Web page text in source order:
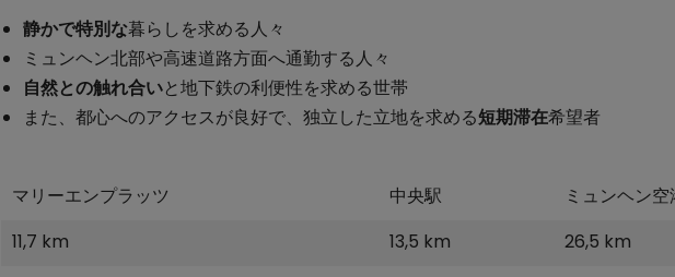
静かで特別な暮らしを求める人々
ミュンヘン北部や高速道路方面へ通勤する人々
自然との触れ合いと地下鉄の利便性を求める世帯
また、都心へのアクセスが良好で、独立した立地を求める短期滞在希望者
マリーエンプラッツ 中央駅
ミュンヘン空
11,7 km
13,5 km 26,5 km